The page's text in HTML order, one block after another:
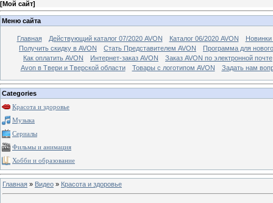
[Мой сайт]
Меню сайта
Главная Действующий каталог 07/2020 AVON Каталог 06/2020 AVON
Новинки
Получить скидку в AVON
Стать Представителем AVON
Программа для
Как оплатить AVON
Интернет-заказ AVON
Заказ AVON по электронной почте
Avon в Твери и Тверской области
Товары с логотипом AVON Задать нам
Categories
Красота и здоровье
Музыка
Сериалы
Фильмы и анимация
Хобби и образование
Главная » Видео » Красота и здоровье